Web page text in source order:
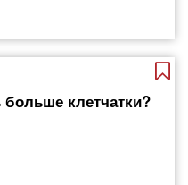
больше клетчатки?